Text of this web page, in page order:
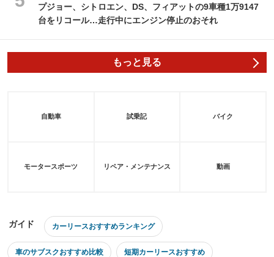
プジョー、シトロエン、DS、フィアットの9車種1万9147
台をリコール…走行中にエンジン停止のおそれ
もっと見る
自動車 試乗記 バイク
モータースポーツ リペア・メンテナンス 動画
ガイド カーリースおすすめランキング
車のサブスクおすすめ比較 短期カーリースおすすめ